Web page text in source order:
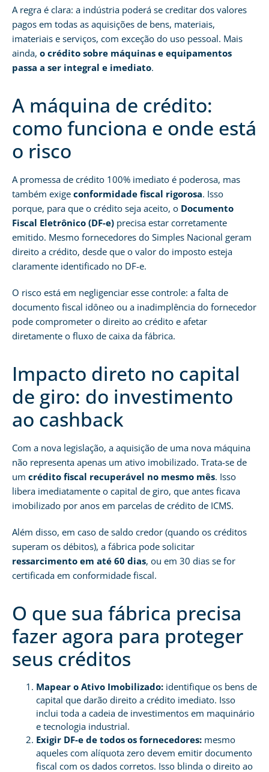
A regra é clara: a indústria poderá se creditar dos valores
pagos em todas as aquisições de bens, materiais,
imateriais e serviços, com exceção do uso pessoal. Mais
ainda, o crédito sobre máquinas e equipamentos
passa a ser integral e imediato.
A máquina de crédito:
como funciona e onde está
o risco
A promessa de crédito 100% imediato é poderosa, mas
também exige conformidade fiscal rigorosa. Isso
porque, para que o crédito seja aceito, o Documento
Fiscal Eletrônico (DF-e) precisa estar corretamente
emitido. Mesmo fornecedores do Simples Nacional geram
direito a crédito, desde que o valor do imposto esteja
claramente identificado no DF-e.
O risco está em negligenciar esse controle: a falta de
documento fiscal idôneo ou a inadimplência do fornecedor
pode comprometer o direito ao crédito e afetar
diretamente o fluxo de caixa da fábrica.
Impacto direto no capital
de giro: do investimento
ao cashback
Com a nova legislação, a aquisição de uma nova máquina
não representa apenas um ativo imobilizado. Trata-se de
um crédito fiscal recuperável no mesmo mês. Isso
libera imediatamente o capital de giro, que antes ficava
imobilizado por anos em parcelas de crédito de ICMS.
Além disso, em caso de saldo credor (quando os créditos
superam os débitos), a fábrica pode solicitar
ressarcimento em até 60 dias, ou em 30 dias se for
certificada em conformidade fiscal.
O que sua fábrica precisa
fazer agora para proteger
seus créditos
Mapear o Ativo Imobilizado: identifique os bens de
capital que darão direito a crédito imediato. Isso
inclui toda a cadeia de investimentos em maquinário
e tecnologia industrial.
Exigir DF-e de todos os fornecedores: mesmo
aqueles com alíquota zero devem emitir documento
fiscal com os dados corretos. Isso blinda o direito ao